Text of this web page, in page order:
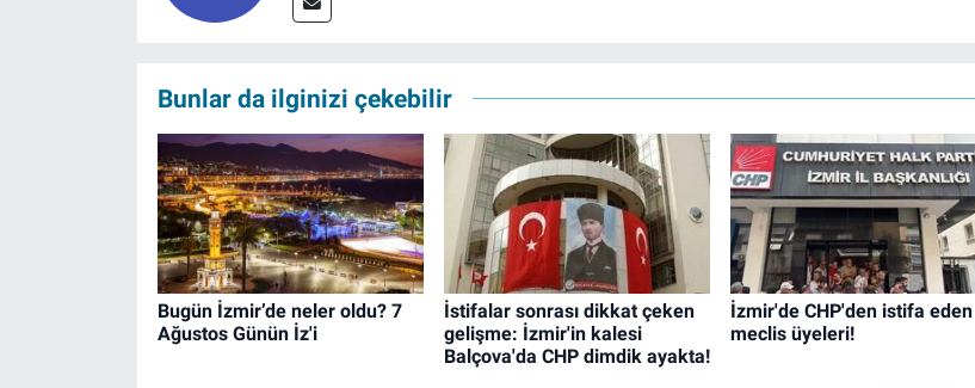
Bunlar da ilginizi çekebilir
Bugün İzmir’de neler oldu? 7
Ağustos Günün İz'i
İstifalar sonrası dikkat çeken
gelişme: İzmir'in kalesi
Balçova'da CHP dimdik ayakta!
İzmir'de CHP'den istifa eden
meclis üyeleri!